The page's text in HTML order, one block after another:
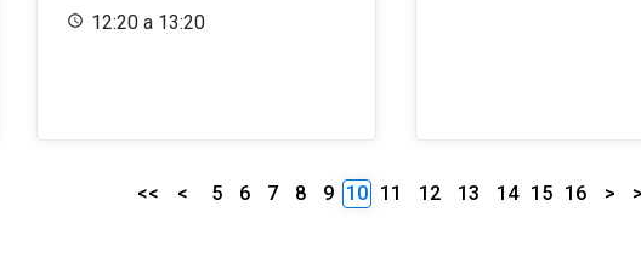
12:20 a 13:20
<< < 5 6 7 8 9 10 11 12 13 14 15 16 >